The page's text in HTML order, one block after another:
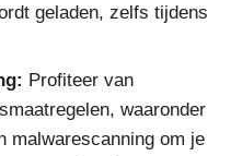
geladen, zelfs tijdens
Profiteer van
waaronder
malwarescanning om je